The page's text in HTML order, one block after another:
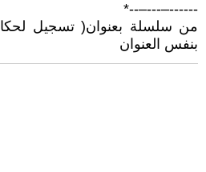
------–---–--*
من سلسلة بعنوان( تسجيل
بنفس العنوان